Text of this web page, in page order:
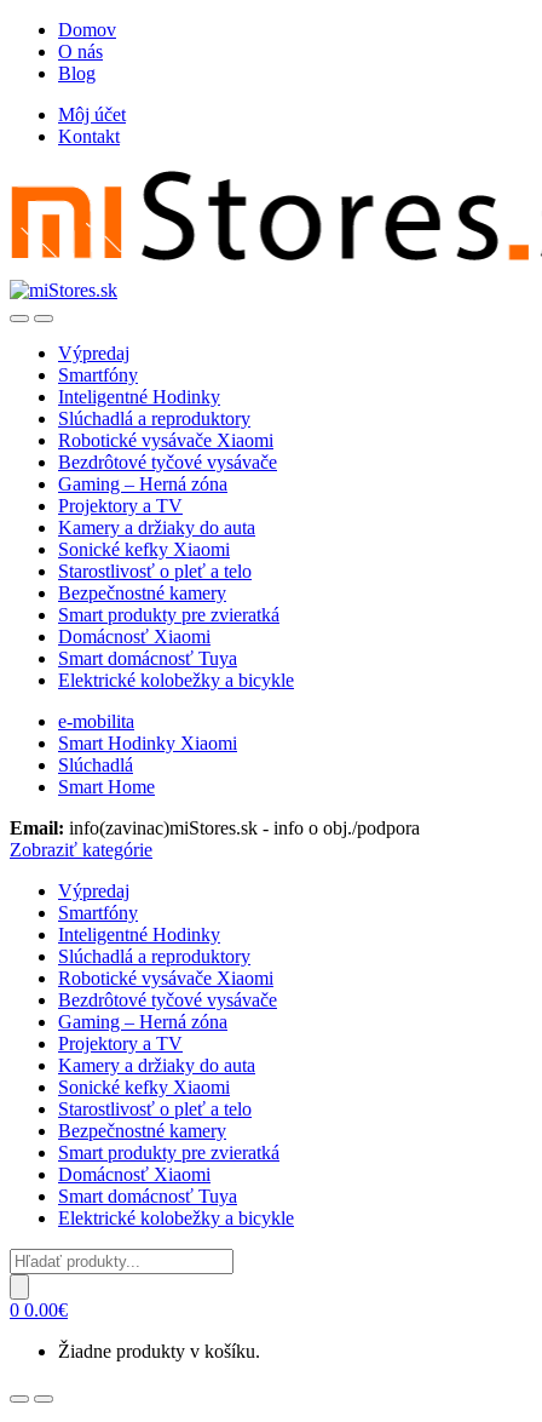
Skip
navigation
Skip
content
Domov
O nás
Blog
Môj účet
Kontakt
OpenClose
Výpredaj
Smartfóny
Inteligentné Hodinky
Slúchadlá a reproduktory
Robotické vysávače Xiaomi
Bezdrôtové tyčové vysávače
Gaming – Herná zóna
Projektory a TV
Kamery a držiaky do auta
Sonické kefky Xiaomi
Starostlivosť o pleť a telo
Bezpečnostné kamery
Smart produkty pre zvieratká
Domácnosť Xiaomi
Smart domácnosť Tuya
Elektrické kolobežky a bicykle
e-mobilita
Smart Hodinky Xiaomi
Slúchadlá
Smart Home
Email: info(zavinac)miStores.sk - info o obj./podpora
Zobraziť kategórie
Výpredaj
Smartfóny
Inteligentné Hodinky
Slúchadlá a reproduktory
Robotické vysávače Xiaomi
Bezdrôtové tyčové vysávače
Gaming – Herná zóna
Projektory a TV
Kamery a držiaky do auta
Sonické kefky Xiaomi
Starostlivosť o pleť a telo
Bezpečnostné kamery
Smart produkty pre zvieratká
Domácnosť Xiaomi
Smart domácnosť Tuya
Elektrické kolobežky a bicykle
Products
search
0 0.00€
Žiadne produkty v košíku.
OpenClose